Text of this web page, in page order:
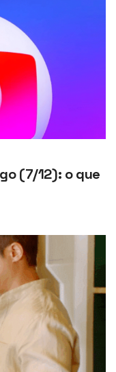
(7/12): o que